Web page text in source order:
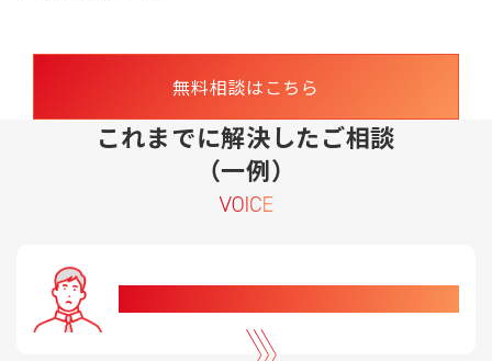
無料相談はこちら
これまでに解決したご相談
（一例）